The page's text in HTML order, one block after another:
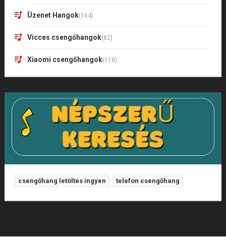
Üzenet Hangok(164)
Vicces csengőhangok(82)
Xiaomi csengőhangok(118)
csengőhang letöltés ingyen telefon csengőhang